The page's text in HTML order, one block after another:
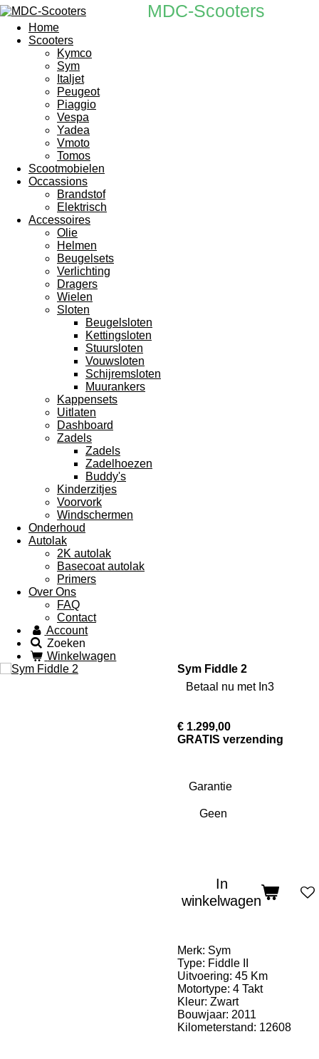
MDC-Scooters
Home
Scooters
Kymco
Sym
Italjet
Peugeot
Piaggio
Vespa
Yadea
Vmoto
Tomos
Scootmobielen
Occassions
Brandstof
Elektrisch
Accessoires
Olie
Helmen
Beugelsets
Verlichting
Dragers
Wielen
Sloten
Beugelsloten
Kettingsloten
Stuursloten
Vouwsloten
Schijremsloten
Muurankers
Kappensets
Uitlaten
Dashboard
Zadels
Zadels
Zadelhoezen
Buddy's
Kinderzitjes
Voorvork
Windschermen
Onderhoud
Autolak
2K autolak
Basecoat autolak
Primers
Over Ons
FAQ
Contact
Account
Zoeken
Winkelwagen
Sym Fiddle 2
Betaal nu met In3
€ 1.299,00
GRATIS verzending
Garantie
In
winkelwagen
Merk: Sym
Type: Fiddle II
Uitvoering: 45 Km
Motortype: 4 Takt
Kleur: Zwart
Bouwjaar: 2011
Kilometerstand: 12608